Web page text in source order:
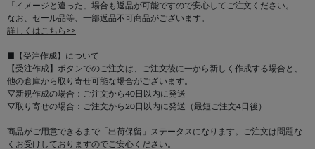
「イメージと違った」場合も返品が可能ですので安心してご注文ください。
なお、セール品等、一部返品不可商品がございます。
詳しくはこちら>>
■【受注作成】について
【受注作成】ボタンでのご注文は、ご注文後に一から新しく作成する場合と、
他の倉庫から取り寄せ可能な場合がございます。
▽新規作成の場合：ご注文から40日以内に発送
▽取り寄せの場合：ご注文から20日以内に発送（最短ご注文4日後）
商品がご用意できるまで「出荷保留」ステータスになります。ご注文は問題な
くお受けしておりますのでご安心ください。